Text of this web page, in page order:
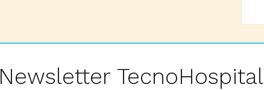
Newsletter TecnoHospital